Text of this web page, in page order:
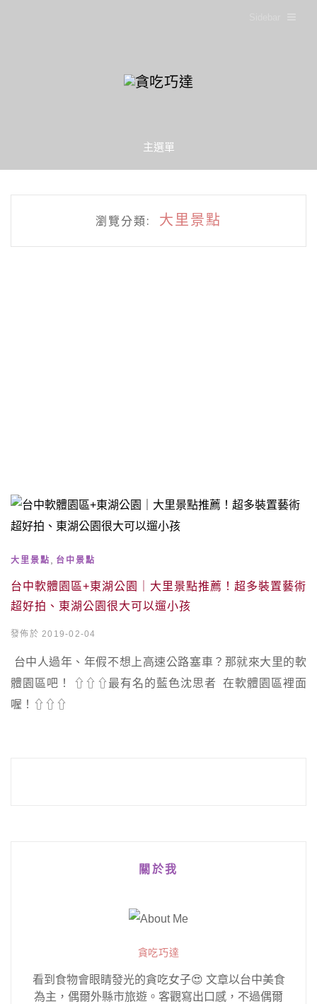
主選單
瀏覽分類: 大里景點
大里景點 台中景點
台中軟體園區+東湖公園｜大里景點推薦！超多裝置藝術
超好拍、東湖公園很大可以遛小孩
發佈於 2019-02-04
台中人過年、年假不想上高速公路塞車？那就來大里的軟
體園區吧！ ⇧⇧⇧最有名的藍色沈思者 在軟體園區裡面
喔！⇧⇧⇧
關於我
貪吃巧達
看到食物會眼睛發光的貪吃女子😍 文章以台中美食
為主，偶爾外縣市旅遊。客觀寫出口感，不過偶爾